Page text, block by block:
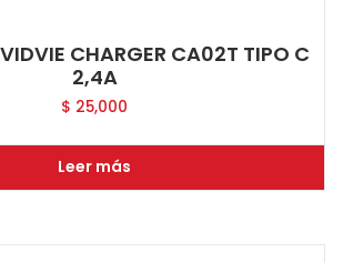
CHARGER CA02T TIPO C
2,4A
$ 25,000
Leer más